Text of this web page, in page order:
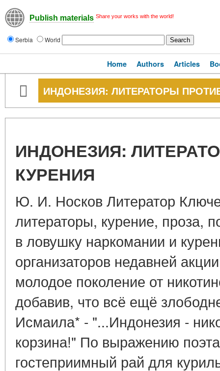
Publish materials Share your works with the world!
Serbia World
Home Authors Articles
ИНДОНЕЗИЯ: ЛИТЕРАТОРЫ
ИНДОНЕЗИЯ:
КУРЕНИЯ
Ю. И. Носков Литератор
литераторы, курение, проза,
в ловушку наркомании и
организаторов недавней
молодое поколение от
добавив, что всё ещё
Исмаила* - "...Индонезия -
корзина!" По выражению
гостеприимный рай для